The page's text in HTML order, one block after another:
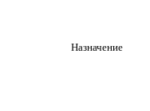
Назначение